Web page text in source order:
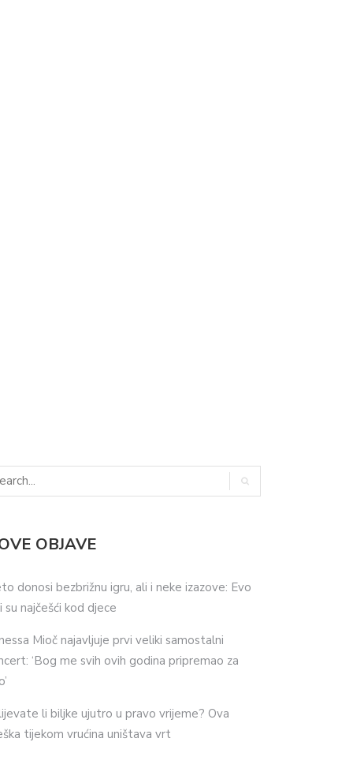
OBJAVE
donosi bezbrižnu igru, ali i neke izazove: Evo
su najčešći kod djece
Mioč najavljuje prvi veliki samostalni
‘Bog me svih ovih godina pripremao za
li biljke ujutro u pravo vrijeme? Ova
tijekom vrućina uništava vrt